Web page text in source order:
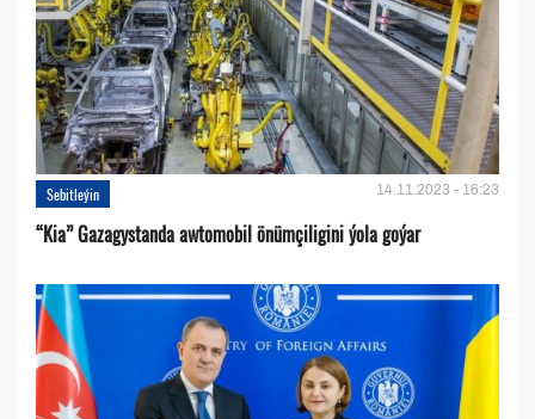
Sebitleýin 14.11.2023 - 16:23
“Kia” Gazagystanda awtomobil önümçiligini ýola goýar